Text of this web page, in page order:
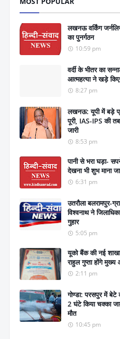
लखनऊ वर्किंग
का पुनर्गठन
10:59 pm
वर्दी के भीतर का
आत्महत्या ने खड़े
8:27 pm
लखनऊ: यूपी में बड़े
पूरी, IAS-IPS की
जारी
8:53 pm
पानी से भरा घड़ा-
देखना भी शुभ माना
6:31 pm
उतरौला बलरामपुर-
विश्वनाथ ने
गुहार
5:05 pm
यूको बैंक की नई
राहुल गुप्ता होंगे मुख्य
2:11 pm
गोण्डा: परसपुर में
2 घंटे किया चक्का
मौत
10:45 pm